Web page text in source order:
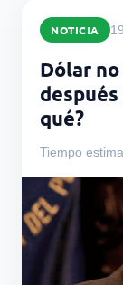
NOTICIA
Dólar
qué?
Tiempo